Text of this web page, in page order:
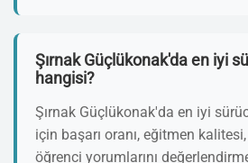
Şırnak Güçlükonak'da en iyi
hangisi?
Şırnak Güçlükonak'da en iyi
için başarı oranı, eğitmen
öğrenci yorumlarını